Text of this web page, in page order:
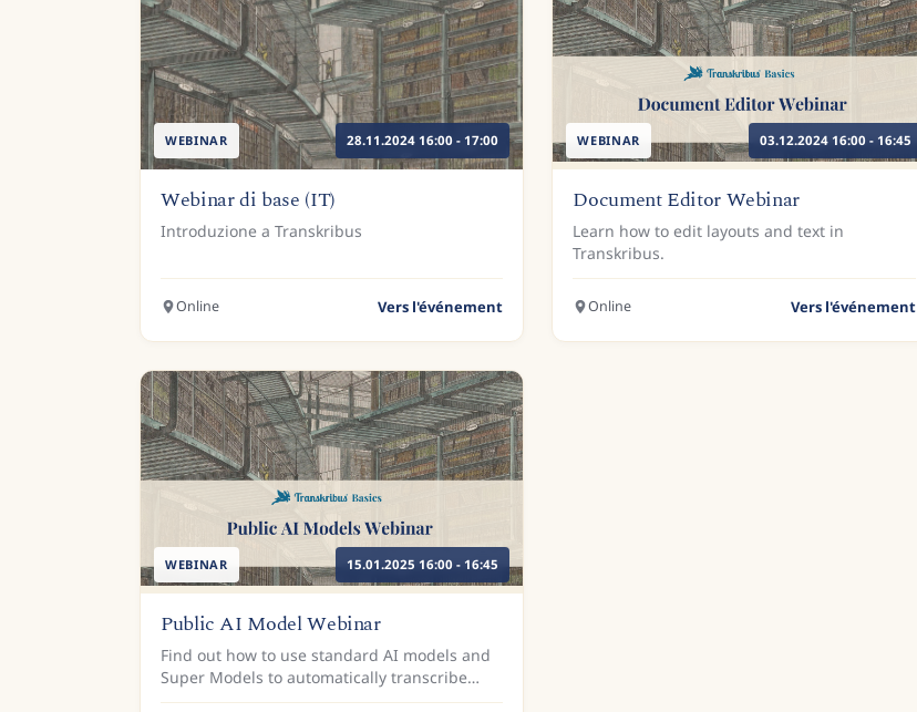
WEBINAR 28.11.2024 16:00 - 17:00
Webinar di base (IT)
Introduzione a Transkribus
Online Vers l'événement
WEBINAR 03.12.2024 16:00 - 16:45
Document Editor Webinar
Learn how to edit layouts and text in
Transkribus.
Online Vers l'événement
WEBINAR 15.01.2025 16:00 - 16:45
Public AI Model Webinar
Find out how to use standard AI models and
Super Models to automatically transcribe
documents.